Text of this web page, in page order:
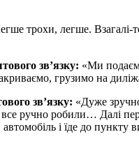
трохи, легше. Взагалі-
зв’язку: «Ми
грузимо на
зв’язку: «Дуже
ручно робили… Далі
і їде до пункту